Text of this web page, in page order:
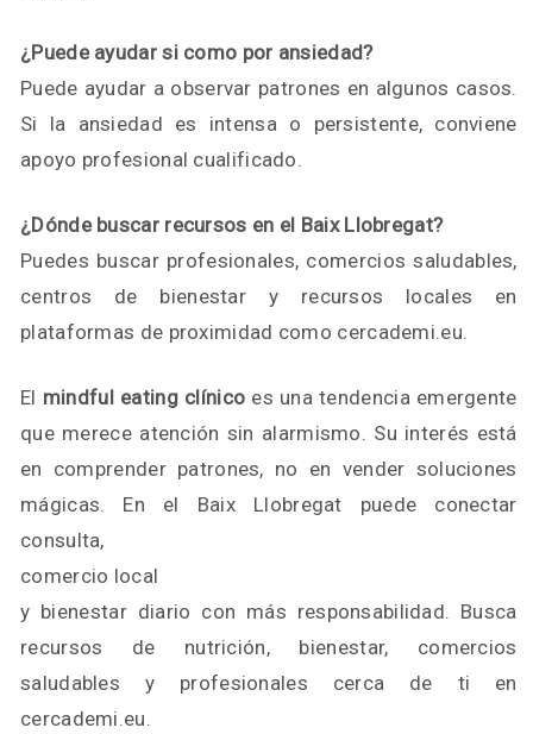
¿Puede ayudar si como por ansiedad?
Puede ayudar a observar patrones en algunos casos.
Si la ansiedad es intensa o persistente, conviene
apoyo profesional cualificado.
¿Dónde buscar recursos en el Baix Llobregat?
Puedes buscar profesionales, comercios saludables,
centros de bienestar y recursos locales en
plataformas de proximidad como cercademi.eu.
El mindful eating clínico es una tendencia emergente
que merece atención sin alarmismo. Su interés está
en comprender patrones, no en vender soluciones
mágicas. En el Baix Llobregat puede conectar
consulta,
comercio local
y bienestar diario con más responsabilidad. Busca
recursos de nutrición, bienestar, comercios
saludables y profesionales cerca de ti en
cercademi.eu.